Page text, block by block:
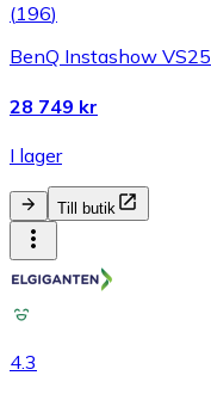
(196)
BenQ Instashow VS25
28 749 kr
I lager
Till butik
4.3